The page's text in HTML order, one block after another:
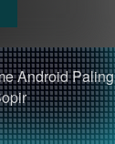
Android Paling